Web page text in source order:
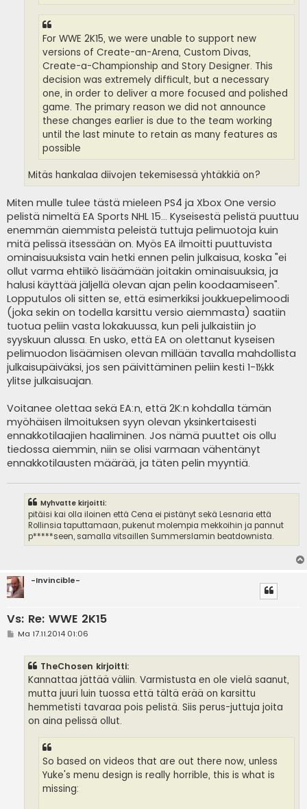
For WWE 2K15, we were unable to support new
versions of Create-an-Arena, Custom Divas,
Create-a-Championship and Story Designer. This
decision was extremely difficult, but a necessary
one, in order to deliver a more focused and polished
game. The primary reason we did not announce
these changes earlier is due to the team working
until the last minute to retain as many features as
possible
Mitäs hankalaa diivojen tekemisessä yhtäkkiä on?
Miten mulle tulee tästä mieleen PS4 ja Xbox One versio
pelistä nimeltä EA Sports NHL 15... Kyseisestä pelistä puuttuu
enemmän aiemmista peleistä tuttuja pelimuotoja kuin
mitä pelissä itsessään on. Myös EA ilmoitti puuttuvista
ominaisuuksista vain hetki ennen pelin julkaisua, koska "ei
ollut varma ehtiikö lisäämään joitakin ominaisuuksia, ja
halusi käyttää jäljellä olevan ajan pelin koodaamiseen".
Lopputulos oli sitten se, että esimerkiksi joukkuepelimoodi
(joka sekin on todella karsittu versio aiemmasta) saatiin
tuotua peliin vasta lokakuussa, kun peli julkaistiin jo
syyskuun alussa. En usko, että EA on olettanut kyseisen
pelimuodon lisäämisen olevan millään tavalla mahdollista
julkaisupäiväksi, jos sen päivittäminen peliin kesti 1-1½kk
ylitse julkaisuajan.
Voitanee olettaa sekä EA:n, että 2K:n kohdalla tämän
myöhäisen ilmoituksen syyn olevan yksinkertaisesti
ennakkotilaajien haaliminen. Jos nämä puuttet ois ollu
tiedossa aiemmin, niin se olisi varmaan vähentänyt
ennakkotilausten määrää, ja täten pelin myyntiä.
Myhvatte kirjoitti:
pitäisi kai olla iloinen että Cena ei pistänyt sekä Lesnaria että
Rollinsia taputtamaan, pukenut molempia mekkoihin ja pannut
p*****seen, samalla vitsaillen Summerslamin beatdownista.
-Invincible-
Vs: Re: WWE 2K15
VMa 17.11.2014 01:06
TheChosen kirjoitti:
Kannattaa jättää väliin. Varmistusta en ole vielä saanut,
mutta juuri luin tuossa että tältä erää on karsittu
hemmetisti tavaraa pois pelistä. Siis perus-juttuja joita
on aina pelissä ollut.
So based on videos that are out there now, unless
Yuke's menu design is really horrible, this is what is
missing: